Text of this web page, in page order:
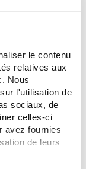
le contenu
relatives aux
Nous
l'utilisation de
sociaux, de
celles-ci
avez fournies
de leurs
EUCERIN
HYALURON-FILLER
NUIT SPF 15 50 ML
27,12 €
PRÉVENIR